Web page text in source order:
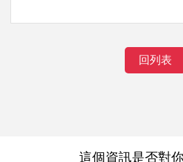
回列表
這個資訊是否對